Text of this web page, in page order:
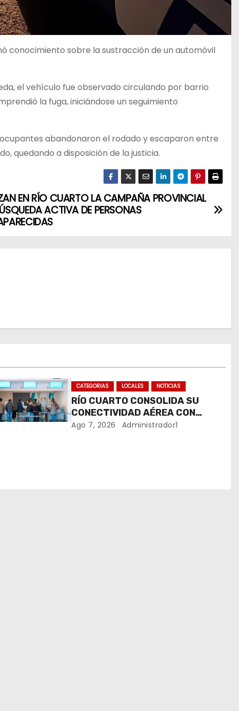
conocimiento sobre la sustracción de un automóvil
el vehículo fue observado circulando por barrio
la fuga, iniciándose un seguimiento
abandonaron el rodado y escaparon entre
quedando a disposición de la justicia.
EN RÍO CUARTO LA CAMPAÑA PROVINCIAL
ACTIVA DE PERSONAS
CATEGORIAS LOCALES NOTICIAS
RÍO CUARTO CONSOLIDA SU
CONECTIVIDAD AÉREA CON
CUATRO VUELOS SEMANALES A
Ago 7, 2026 Administrador1